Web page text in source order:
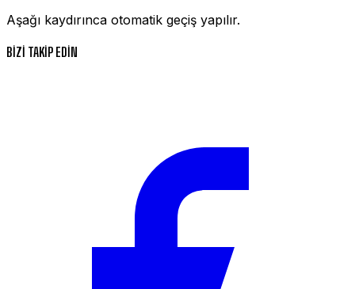
Aşağı kaydırınca otomatik geçiş yapılır.
BİZİ TAKİP EDİN